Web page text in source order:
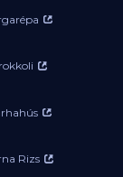
Rizs